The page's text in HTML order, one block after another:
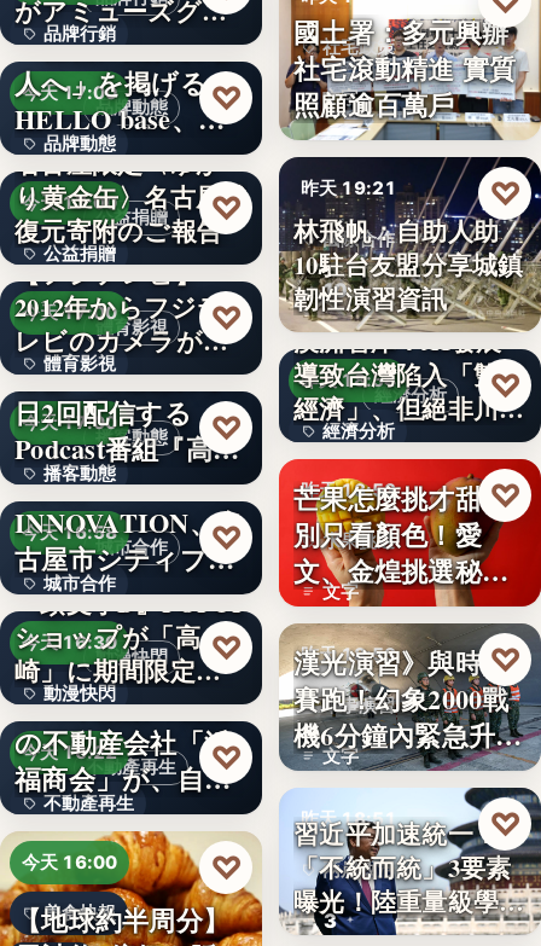
品牌行銷
1,200億円
がアミューズグル
ープ ス…
品牌動態
今天 17:00
品牌動態
文字
「社長に買われる
人へ」を掲げる
HELLO base、創
業…
♡
公益捐贈
今天 17:00
公益捐贈
4,550,085
名古屋限定〈ゆか
り黄金缶〉名古屋城
復元寄附のご報告
♡
體育影視
今天 17:00
體育影視
99
【フジテレビ】
2012年からフジテ
レビのカメラが追
い続け…
♡
播客動態
今天 17:00
播客動態
文字
俳優・高橋健介が1
日2回配信する
Podcast番組『高
橋…
♡
城市合作
今天 16:58
城市合作
文字
NEXT
INNOVATION、名
古屋市シティプロ
モーシ…
♡
動漫快閃
今天 16:30
動漫快閃
366
『頭文字D』POPUP
ショップが「高
崎」に期間限定で
登場…
♡
不動產再生
今天 16:22
不動產再生
文字
1970年創業の長崎
の不動産会社「浜
福商会」が、自ら
再生…
♡
今天 16:00
美食快報
【地球約半周分】
♡
社宅政策
文字
國土署：多元興辦
社宅滾動精進 實質
照顧逾百萬戶
昨天 19:21
國際合作
10
林飛帆：自助人助
10駐台友盟分享城鎮
韌性演習資訊
♡
經濟分析
昨天 18:54
經濟分析
40%
澳洲智庫：AI發展
導致台灣陷入「雙速
經濟」、但絕非川普
所…
♡
昨天 18:53
水果挑選
文字
芒果怎麼挑才甜？
別只看顏色！愛
文、金煌挑選秘訣
曝光，買回…
♡
昨天 18:53
軍事演習
文字
漢光演習》與時間
賽跑！幻象2000戰
機6分鐘內緊急升
空…
♡
昨天 18:51
兩岸政治
3
習近平加速統一？
「不統而統」3要素
曝光！陸重量級學者
朱衛…
♡